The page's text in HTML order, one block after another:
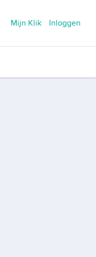
Mijn Klik Inloggen